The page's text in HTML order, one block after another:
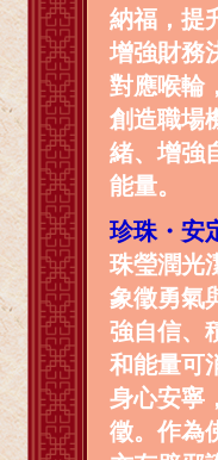
納福，提
增強財務
對應喉輪
創造職場
緒、增強
能量。
珍珠・安
珠瑩潤光
象徵勇氣
強自信、
和能量可
身心安寧
徵。作為